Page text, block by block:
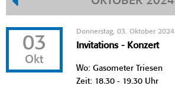
03
Okt
Donnerstag, 03. Oktober 2024
Invitations - Konzert
Wo: Gasometer Triesen
Zeit: 18.30 - 19.30 Uhr